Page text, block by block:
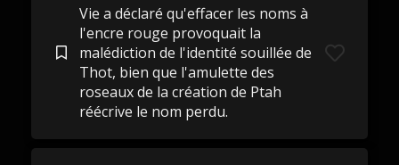
Vie a déclaré qu'effacer les noms à
l'encre rouge provoquait la
malédiction de l'identité souillée de
Thot, bien que l'amulette des
roseaux de la création de Ptah
réécrive le nom perdu.